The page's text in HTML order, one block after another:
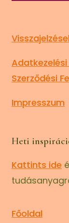
Szerződési
Impresszum
Heti
Kattints ide
Főoldal